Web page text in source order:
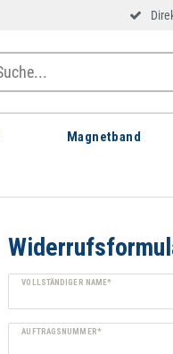
Magnetband
VOLLSTÄNDIGER NAME*
AUFTRAGSNUMMER*